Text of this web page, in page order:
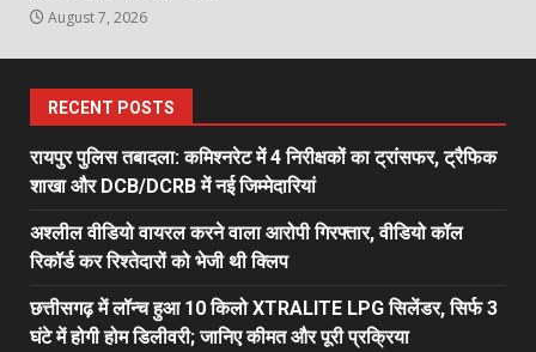
August 7, 2026
RECENT POSTS
रायपुर पुलिस तबादला: कमिश्नरेट में 4 निरीक्षकों का ट्रांसफर, ट्रैफिक
शाखा और DCB/DCRB में नई जिम्मेदारियां
अश्लील वीडियो वायरल करने वाला आरोपी गिरफ्तार, वीडियो कॉल
रिकॉर्ड कर रिश्तेदारों को भेजी थी क्लिप
छत्तीसगढ़ में लॉन्च हुआ 10 किलो XTRALITE LPG सिलेंडर, सिर्फ 3
घंटे में होगी होम डिलीवरी; जानिए कीमत और पूरी प्रक्रिया